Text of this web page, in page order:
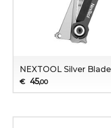
NEXTOOL Silver
€ 45,00